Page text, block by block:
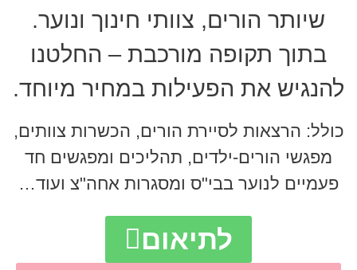
שיותר הורים, צוותי חינוך ונוער.
בתוך תקופה מורכבת – החלטנו
להנגיש את הפעילות במחיר מיוחד.
כולל: הרצאות לסיירת הורים, הכשרות צוותים,
מפגשי הורים-ילדים, תהליכים ומפגשים חד
פעמיים לנוער בבי"ס ומסגרות אחה"צ ועוד…
לתיאום